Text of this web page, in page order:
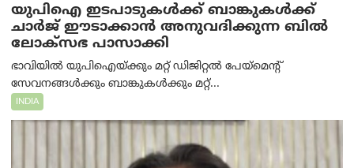
യുപിഐ ഇടപാടുകൾക്ക് ബാങ്കുകൾക്ക്
ചാർജ് ഈടാക്കാൻ അനുവദിക്കുന്ന ബിൽ
ലോക്‌സഭ പാസാക്കി
ഭാവിയിൽ യുപിഐയ്ക്കും മറ്റ് ഡിജിറ്റൽ പേയ്‌മെന്റ്
സേവനങ്ങൾക്കും ബാങ്കുകൾക്കും മറ്റ്...
INDIA